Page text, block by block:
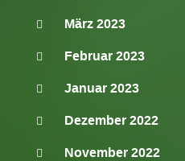
März 2023
Februar 2023
Januar 2023
Dezember 2022
November 2022